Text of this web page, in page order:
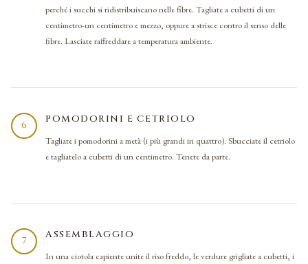
perché i succhi si ridistribuiscano nelle fibre. Tagliate a cubetti di un
centimetro-un centimetro e mezzo, oppure a strisce contro il senso delle
fibre. Lasciate raffreddare a temperatura ambiente.
6
POMODORINI E CETRIOLO
Tagliate i pomodorini a metà (i più grandi in quattro). Sbucciate il cetriolo
e tagliatelo a cubetti di un centimetro. Tenete da parte.
7
ASSEMBLAGGIO
In una ciotola capiente unite il riso freddo, le verdure grigliate a cubetti, i